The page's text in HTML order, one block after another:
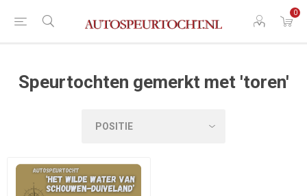
0
Speurtochten gemerkt met 'toren'